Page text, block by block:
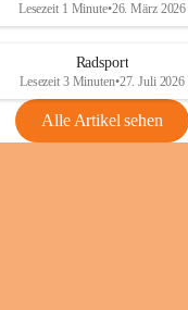
18_2026
Lesezeit 1 Minute•26. März 2026
Radsport
Lesezeit 3 Minuten•27. Juli 2026
Alle Artikel sehen